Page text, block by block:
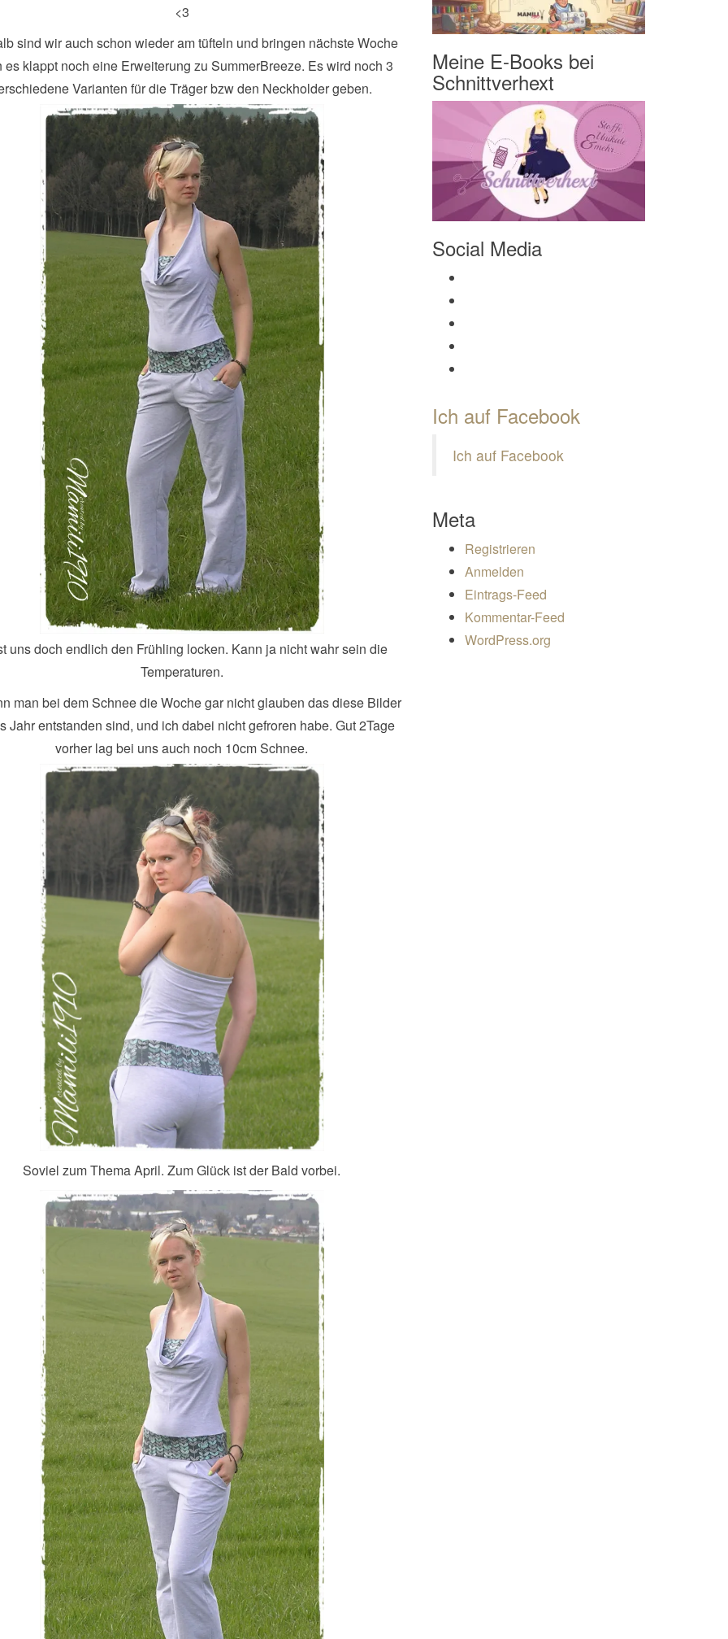
<3
sind wir auch schon wieder am tüfteln und bringen nächste Woche
es klappt noch eine Erweiterung zu SummerBreeze. Es wird noch 3
Varianten für die Träger bzw den Neckholder geben.
uns doch endlich den Frühling locken. Kann ja nicht wahr sein die
Temperaturen.
man bei dem Schnee die Woche gar nicht glauben das diese Bilder
Jahr entstanden sind, und ich dabei nicht gefroren habe. Gut 2Tage
vorher lag bei uns auch noch 10cm Schnee.
Soviel zum Thema April. Zum Glück ist der Bald vorbei.
Meine E-Books bei
Schnittverhext
Social Media
Ich auf Facebook
Ich auf Facebook
Meta
Registrieren
Anmelden
Eintrags-Feed
Kommentar-Feed
WordPress.org